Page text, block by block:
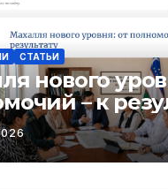
СТАТЬИ
нового
– к